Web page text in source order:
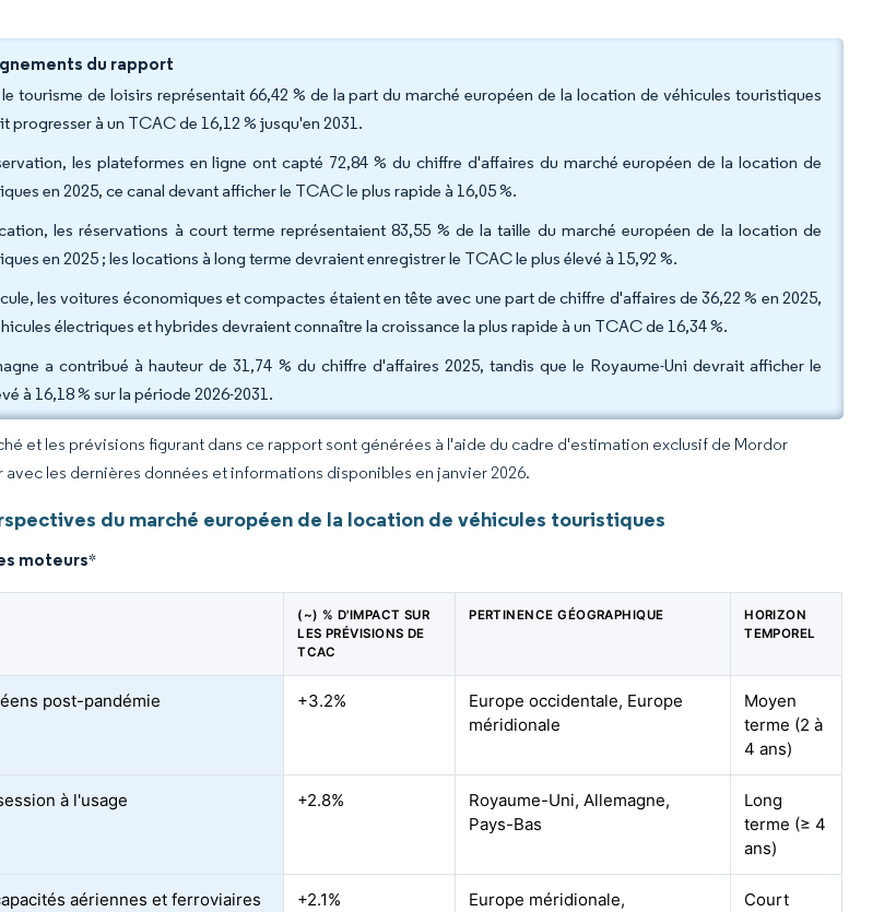
du rapport
tourisme de loisirs représentait 66,42 % de la part du marché européen de la location de véhicules touristiques
progresser à un TCAC de 16,12 % jusqu'en 2031.
les plateformes en ligne ont capté 72,84 % du chiffre d'affaires du marché européen de la location de
en 2025, ce canal devant afficher le TCAC le plus rapide à 16,05 %.
les réservations à court terme représentaient 83,55 % de la taille du marché européen de la location de
en 2025 ; les locations à long terme devraient enregistrer le TCAC le plus élevé à 15,92 %.
les voitures économiques et compactes étaient en tête avec une part de chiffre d'affaires de 36,22 % en 2025,
électriques et hybrides devraient connaître la croissance la plus rapide à un TCAC de 16,34 %.
a contribué à hauteur de 31,74 % du chiffre d'affaires 2025, tandis que le Royaume-Uni devrait afficher le
à 16,18 % sur la période 2026-2031.
et les prévisions figurant dans ce rapport sont générées à l'aide du cadre d'estimation exclusif de Mordor
avec les dernières données et informations disponibles en janvier 2026.
du marché européen de la location de véhicules touristiques
moteurs*
(~) % D'IMPACT SUR
LES PRÉVISIONS DE
TCAC
PERTINENCE GÉOGRAPHIQUE
HORIZON
TEMPOREL
post-pandémie +3.2%
Europe occidentale, Europe
méridionale
Moyen
terme (2 à
4 ans)
à l'usage +2.8%
Royaume-Uni, Allemagne,
Pays-Bas
Long
terme (≥ 4
ans)
aériennes et ferroviaires
+2.1%
Europe méridionale,
Court